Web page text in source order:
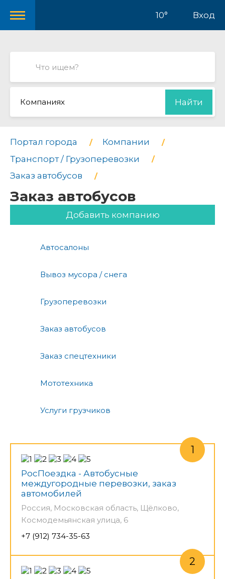
10° Вход
Компаниях Найти
Портал города
Компании
Транспорт / Грузоперевозки
Заказ автобусов
Заказ автобусов
Добавить компанию
Автосалоны
Вывоз мусора / снега
Грузоперевозки
Заказ автобусов
Заказ спецтехники
Мототехника
Услуги грузчиков
РосПоездка - Автобусные
междугородные перевозки, заказ
автомобилей
Россия, Московская область, Щёлково,
Космодемьянская улица, 6
+7 (912) 734-35-63